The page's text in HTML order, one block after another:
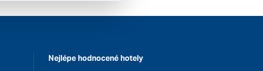
Nejlépe hodnocené hotely